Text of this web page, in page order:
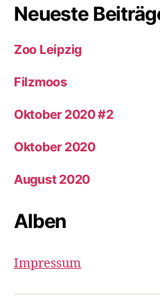
Neueste
Zoo Leipzig
Filzmoos
Oktober 2020 #2
Oktober 2020
August 2020
Alben
Impressum